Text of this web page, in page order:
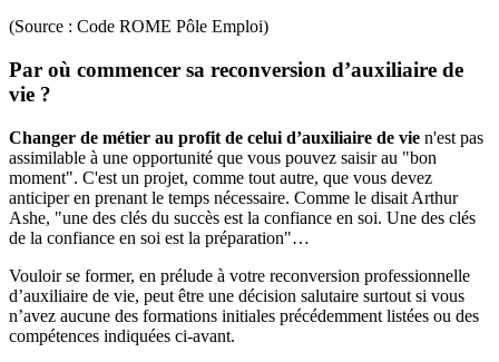
(Source : Code ROME Pôle Emploi)
Par où commencer sa reconversion d’auxiliaire de
vie ?
Changer de métier au profit de celui d’auxiliaire de vie n'est pas
assimilable à une opportunité que vous pouvez saisir au "bon
moment". C'est un projet, comme tout autre, que vous devez
anticiper en prenant le temps nécessaire. Comme le disait Arthur
Ashe, "une des clés du succès est la confiance en soi. Une des clés
de la confiance en soi est la préparation"…
Vouloir se former, en prélude à votre reconversion professionnelle
d’auxiliaire de vie, peut être une décision salutaire surtout si vous
n’avez aucune des formations initiales précédemment listées ou des
compétences indiquées ci-avant.